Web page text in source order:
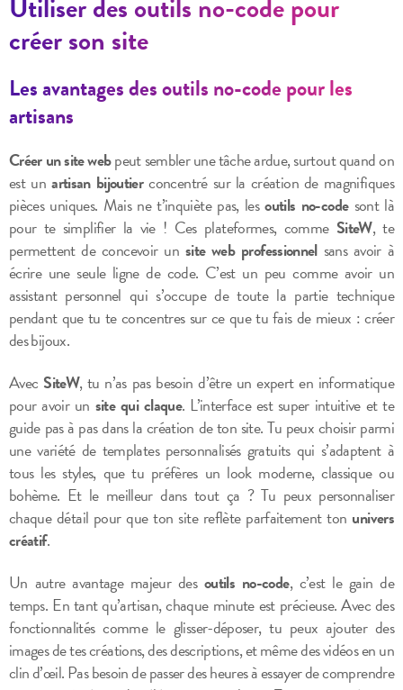
créer son site
Les avantages des outils no-code pour les
artisans
Créer un site webpeut sembler une tâche ardue, surtout quand on
est unartisan bijoutierconcentré sur la création de magnifiques
pièces uniques. Mais ne t’inquiète pas, lesoutils no-codesont là
pour te simplifier la vie ! Ces plateformes, comme SiteW, te
permettent de concevoir un site web professionnelsans avoir à
écrire une seule ligne de code. C’est un peu comme avoir un
assistant personnel qui s’occupe de toute la partie technique
pendant que tu te concentres sur ce que tu fais de mieux : créer
des bijoux.
Avec SiteW, tu n’as pas besoin d’être un expert en informatique
pour avoir un site qui claque. L’interface est super intuitive et te
guide pas à pas dans la création de ton site. Tu peux choisir parmi
une variété de templates personnalisés gratuits qui s’adaptent à
tous les styles, que tu préfères un look moderne, classique ou
bohème. Et le meilleur dans tout ça ? Tu peux personnaliser
chaque détail pour que ton site reflète parfaitement ton univers
créatif.
Un autre avantage majeur des outils no-code, c’est le gain de
temps. En tant qu’artisan, chaque minute est précieuse. Avec des
fonctionnalités comme le glisser-déposer, tu peux ajouter des
images de tes créations, des descriptions, et même des vidéos en un
clin d’œil. Pas besoin de passer des heures à essayer de comprendre